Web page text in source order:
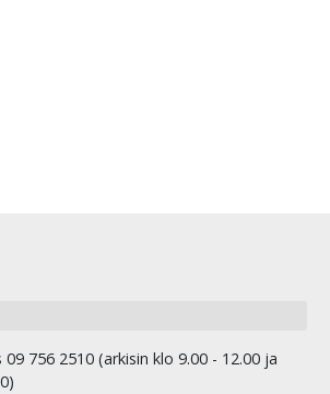
09 756 2510 (arkisin klo 9.00 - 12.00 ja